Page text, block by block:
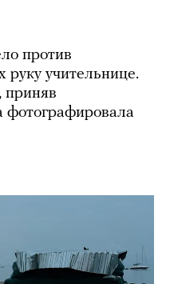
против
руку учительнице.
приняв
фотографировала